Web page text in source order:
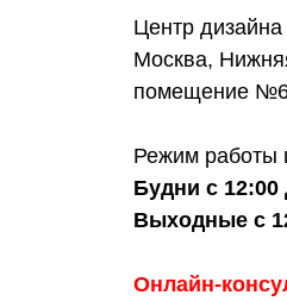
Центр
Москва,
помещение
Режим работы
Будни с 12:00
Выходные с
Онлайн-